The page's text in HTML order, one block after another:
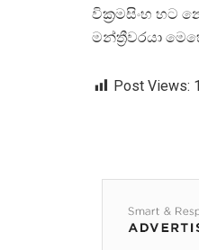
වික්‍රමසිංහ හට
මන්ත්‍රීවරයා
Post Views: